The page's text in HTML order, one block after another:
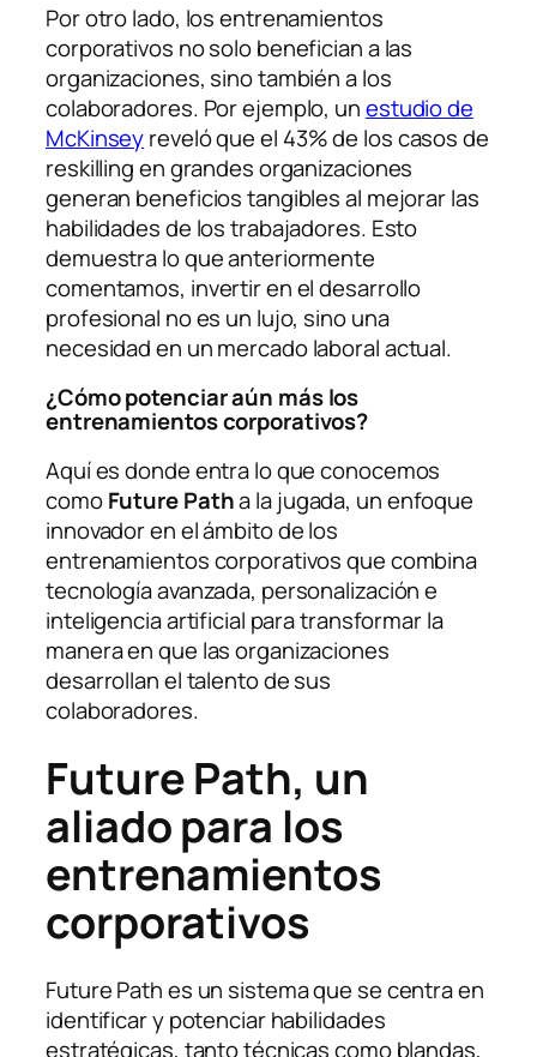
Por otro lado, los entrenamientos
corporativos no solo benefician a las
organizaciones, sino también a los
colaboradores. Por ejemplo, unestudio de
McKinseyreveló que el 43% de los casos de
reskilling en grandes organizaciones
generan beneficios tangibles al mejorar las
habilidades de los trabajadores. Esto
demuestra lo que anteriormente
comentamos, invertir en el desarrollo
profesional no es un lujo, sino una
necesidad en un mercado laboral actual.
¿Cómo potenciar aún más los
entrenamientos corporativos?
Aquí es donde entra lo que conocemos
comoFuture Patha la jugada, un enfoque
innovador en el ámbito de los
entrenamientos corporativos que combina
tecnología avanzada, personalización e
inteligencia artificial para transformar la
manera en que las organizaciones
desarrollan el talento de sus
colaboradores.
Future Path, un
aliado para los
entrenamientos
corporativos
Future Path es un sistema que se centra en
identificar y potenciar habilidades
estratégicas, tanto técnicas como blandas,